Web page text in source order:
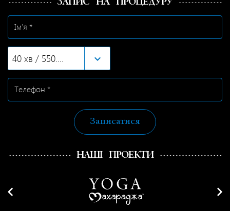
ЗАПИС НА ПРОЦЕДУРУ
40 хв / 550.00грн
Записатися
НАШІ ПРОЕКТИ